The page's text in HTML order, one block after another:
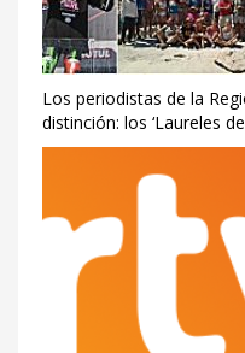
Los periodistas de la
distinción: los ‘Laureles